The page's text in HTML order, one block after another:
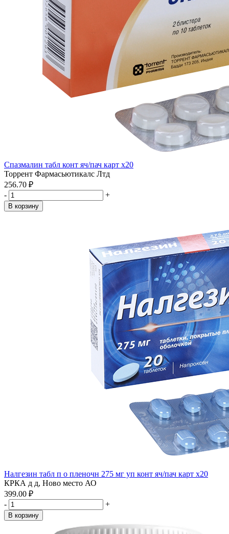
Спазмалин табл конт яч/пач карт x20
Торрент Фармасьютикалс Лтд
256.70 ₽
-
+
В корзину
Налгезин табл п о пленочн 275 мг уп конт яч/пач карт x20
КРКА д д, Ново место АО
399.00 ₽
-
+
В корзину